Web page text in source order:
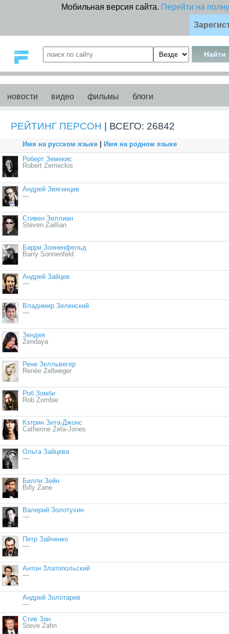
Мобильная версия сайта. Перейти на
новости видео фильмы блоги
РЕЙТИНГ ПЕРСОН | ВСЕГО: 26842
Имя на русском языке
Имя на родном языке
Роберт Земекис
Robert Zemeckis
Андрей Звягинцев
—
Стивен Зеллиан
Steven Zaillian
Барри Зонненфельд
Barry Sonnenfeld
Андрей Зайцев
—
Владимир Зеленский
—
Зендея
Zendaya
Рене Зелльвегер
Renée Zellweger
Роб Зомби
Rob Zombie
Кэтрин Зита-Джонс
Catherine Zeta-Jones
Ольга Зайцева
—
Билли Зейн
Billy Zane
Валерий Золотухин
—
Петр Зайченко
—
Антон Златопольский
—
Андрей Золотарев
—
Стив Зан
Steve Zahn